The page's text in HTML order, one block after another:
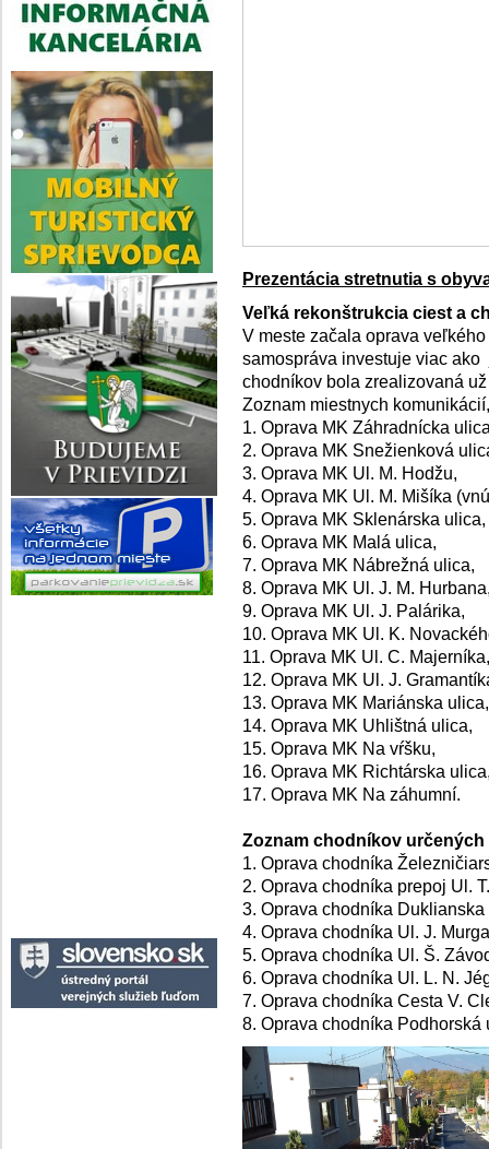
Prezentácia stretnutia s
Veľká rekonštrukcia ciest a
V meste začala oprava
samospráva investuje viac
chodníkov bola zrealizovaná
Zoznam miestnych
1. Oprava MK Záhradnícka
2. Oprava MK Snežienková
3. Oprava MK Ul. M. Hodžu,
4. Oprava MK Ul. M. Mišíka
5. Oprava MK Sklenárska ulica,
6. Oprava MK Malá ulica,
7. Oprava MK Nábrežná ulica,
8. Oprava MK Ul. J. M.
9. Oprava MK Ul. J. Palárika,
10. Oprava MK Ul. K.
11. Oprava MK Ul. C. Majerníka,
12. Oprava MK Ul. J.
13. Oprava MK Mariánska ulica,
14. Oprava MK Uhlištná ulica,
15. Oprava MK Na vŕšku,
16. Oprava MK Richtárska
17. Oprava MK Na záhumní.
Zoznam chodníkov určených
1. Oprava chodníka
2. Oprava chodníka prepoj Ul.
3. Oprava chodníka Duklianska
4. Oprava chodníka Ul. J.
5. Oprava chodníka Ul. Š.
6. Oprava chodníka Ul. L. N.
7. Oprava chodníka Cesta V.
8. Oprava chodníka Podhorská